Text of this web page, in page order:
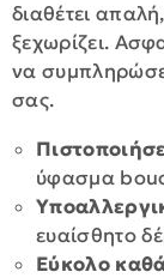
διαθέτει
ξεχωρίζει.
να
σας.
ύφασμα
ευαίσθητο
Εύκολο